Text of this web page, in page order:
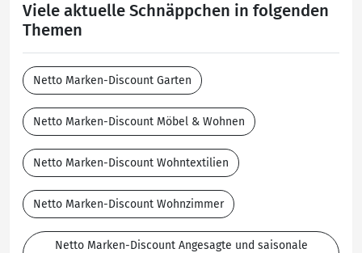
Viele aktuelle Schnäppchen in folgenden
Themen
Netto Marken-Discount Garten
Netto Marken-Discount Möbel & Wohnen
Netto Marken-Discount Wohntextilien
Netto Marken-Discount Wohnzimmer
Netto Marken-Discount Angesagte und saisonale